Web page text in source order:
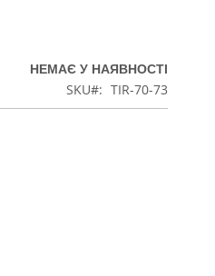
НЕМАЄ У НАЯВНОСТІ
SKU
TIR-70-73